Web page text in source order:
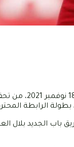
تمكن
الرابطة